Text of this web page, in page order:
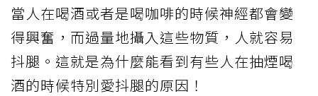
當人在喝酒或者是喝咖啡的時候神經都會變
得興奮，而過量地攝入這些物質，人就容易
抖腿。這就是為什麼能看到有些人在抽煙喝
酒的時候特別愛抖腿的原因！